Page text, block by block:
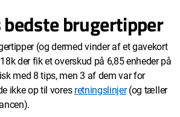
brugertipper
(og dermed vinder af et gavekort
der fik et overskud på 6,85 enheder på
med 8 tips, men 3 af dem var for
ikke op til vores retningslinjer(og tæller